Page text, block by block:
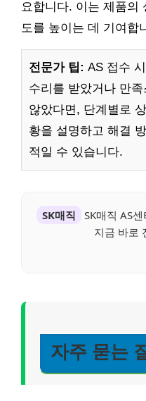
요합니다. 이는 제품의
도를 높이는 데 기여합
전문가 팁: AS 접수
수리를 받았거나 만
않았다면, 단계별로
황을 설명하고 해결
적일 수 있습니다.
SK매직
SK매직 AS
지금 바로
자주 묻는